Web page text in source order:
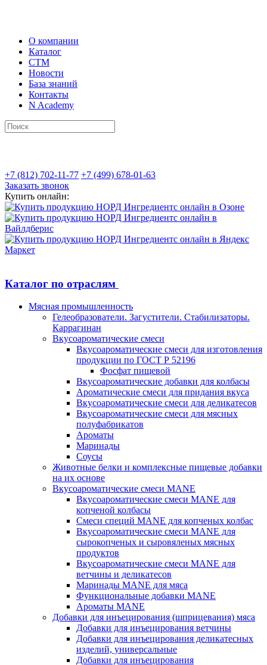
О компании
Каталог
СТМ
Новости
База знаний
Контакты
N Academy
+7 (812) 702-11-77 +7 (499) 678-01-63
Заказать звонок
Купить онлайн:
Каталог по отраслям
Мясная промышленность
Гелеобразователи. Загустители. Стабилизаторы.
Каррагинан
Вкусоароматические смеси
Вкусоароматические смеси для изготовления
продукции по ГОСТ Р 52196
Фосфат пищевой
Вкусоароматические добавки для колбасы
Ароматические смеси для придания вкуса
Вкусоароматические смеси для деликатесов
Вкусоароматические смеси для мясных
полуфабрикатов
Ароматы
Маринады
Соусы
Животные белки и комплексные пищевые добавки
на их основе
Вкусоароматические смеси MANE
Вкусоароматические смеси MANE для
копченой колбасы
Смеси специй MANE для копченых колбас
Вкусоароматические смеси MANE для
сырокопченых и сыровяленых мясных
продуктов
Вкусоароматические смеси MANE для
ветчины и деликатесов
Маринады MANE для мяса
Функциональные добавки MANE
Ароматы MANE
Добавки для инъецирования (шприцевания) мяса
Добавки для инъецирования ветчины
Добавки для инъецирования деликатесных
изделий, универсальные
Добавки для инъецирования